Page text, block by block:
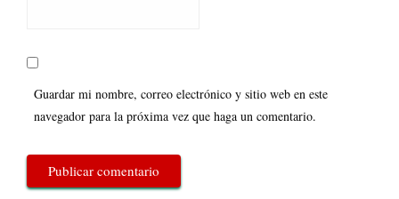
Guardar mi nombre, correo electrónico y sitio web en este
navegador para la próxima vez que haga un comentario.